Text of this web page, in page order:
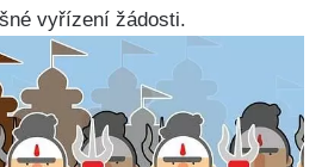
vyřízení žádosti.